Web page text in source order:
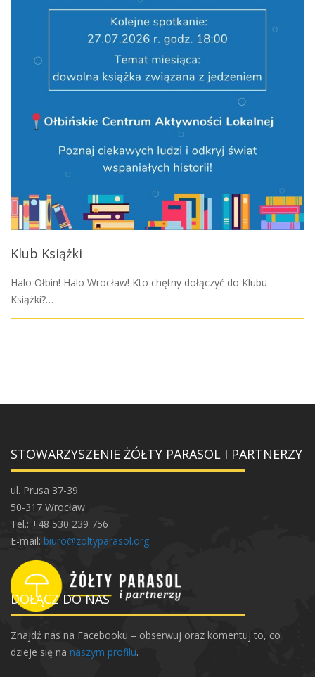
Klub Książki
Halo Ołbin! Halo Wrocław! Kto chętny dołączyć do Klubu
Książki?…
STOWARZYSZENIE ŻÓŁTY PARASOL I PARTNERZY
ul. Prusa 37-39
50-317 Wrocław
Tel.: +48 530 239 756
E-mail: biuro@zoltyparasol.org
DOŁĄCZ DO NAS
Znajdź nas na Facebooku – obserwuj oraz komentuj to, co
dzieje się na naszym profilu.